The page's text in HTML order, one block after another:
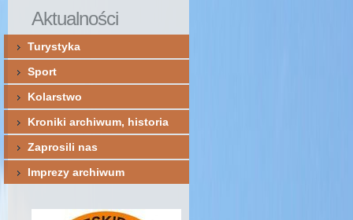
Aktualności
Turystyka
Sport
Kolarstwo
Kroniki archiwum, historia
Zaprosili nas
Imprezy archiwum